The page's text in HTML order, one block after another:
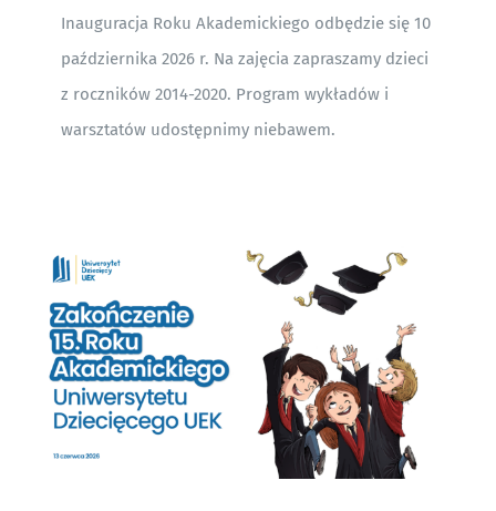
Inauguracja Roku Akademickiego odbędzie się 10
października 2026 r. Na zajęcia zapraszamy dzieci
z roczników 2014-2020. Program wykładów i
warsztatów udostępnimy niebawem.